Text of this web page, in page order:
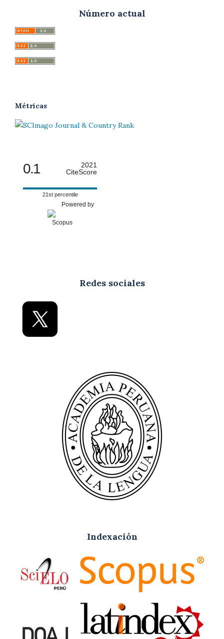
Número actual
Métricas
0.1
2021
CiteScore
21st percentile
Powered by
Redes sociales
Indexación